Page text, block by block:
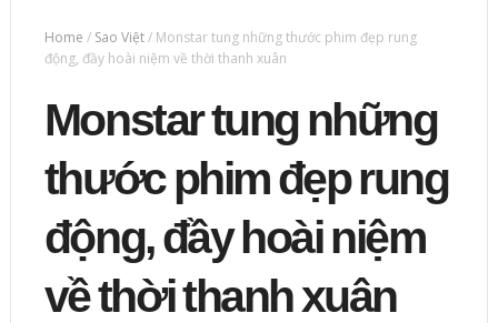
Home / Sao Việt/ Monstar tung những thước phim đẹp rung
động, đầy hoài niệm về thời thanh xuân
Monstar tung những
thước phim đẹp rung
động, đầy hoài niệm
về thời thanh xuân